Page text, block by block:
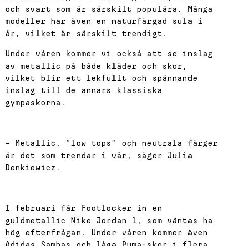
och svart som är särskilt populära. Många
modeller har även en naturfärgad sula i
år, vilket är särskilt trendigt.
Under våren kommer vi också att se inslag
av metallic på både kläder och skor,
vilket blir ett lekfullt och spännande
inslag till de annars klassiska
gympaskorna.
– Metallic, “low tops” och neutrala färger
är det som trendar i vår, säger Julia
Denkiewicz.
I februari får Footlocker in en
guldmetallic Nike Jordan 1, som väntas ha
hög efterfrågan. Under våren kommer även